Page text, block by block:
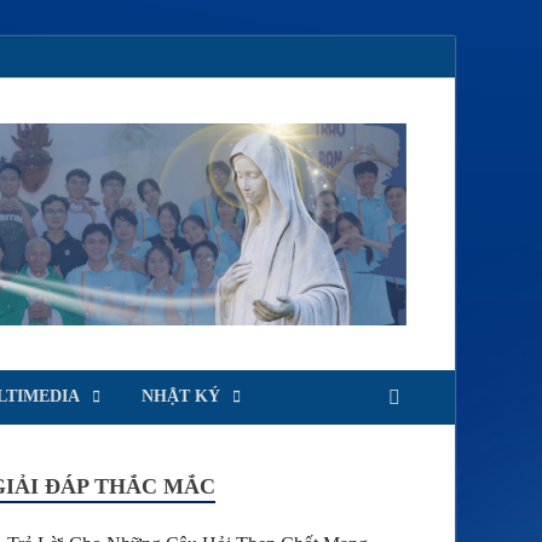
NHẬT KÝ
ĐÁP THẮC MẮC